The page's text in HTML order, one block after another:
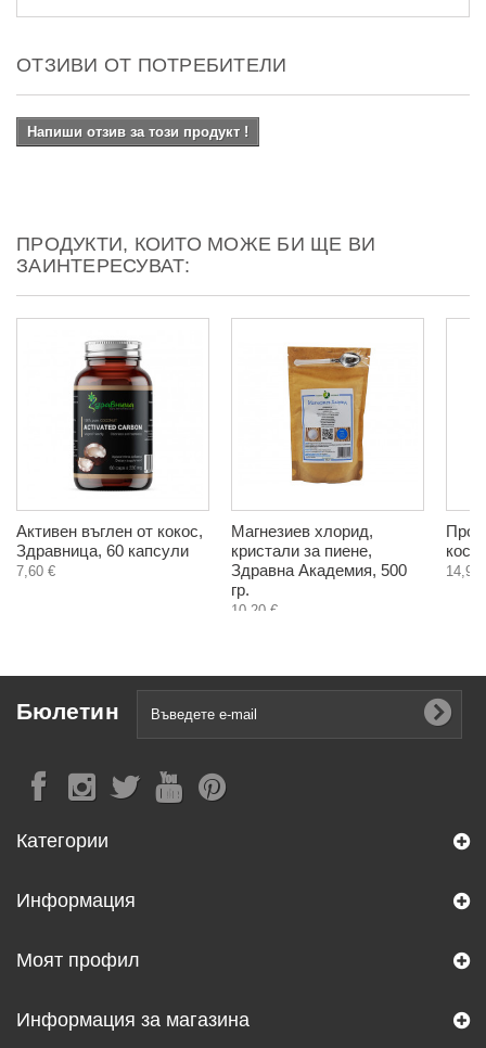
ОТЗИВИ ОТ ПОТРЕБИТЕЛИ
Напиши отзив за този продукт !
ПРОДУКТИ, КОИТО МОЖЕ БИ ЩЕ ВИ
ЗАИНТЕРЕСУВАТ:
Активен въглен от кокос,
Здравница, 60 капсули
7,60 €
Магнезиев хлорид,
кристали за пиене,
Здравна Академия, 500
гр.
10,20 €
14,90
Бюлетин
Категории
Информация
Моят профил
Информация за магазина